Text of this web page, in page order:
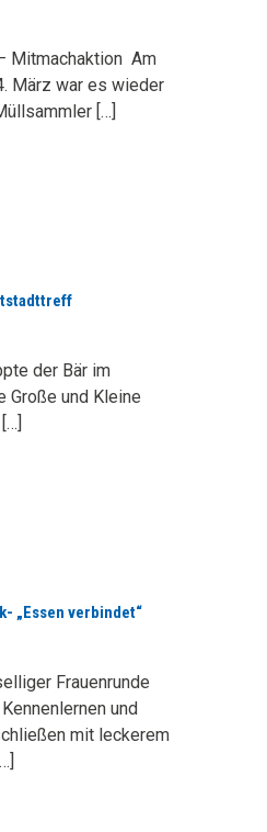
Mitmachaktion Am
März war es wieder
[…]
der Bär im
und Kleine
[…]
„Essen verbindet“
Frauenrunde
und
mit leckerem